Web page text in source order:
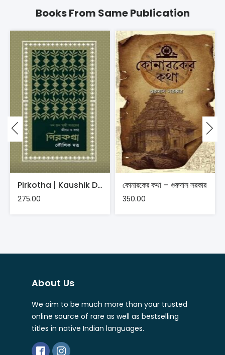
Books From Same Publication
Pirkotha | Kaushik Dutta
275.00
কোনারকের কথা – গুরুদাস সরকার
350.00
About Us
We aim to be much more than your trusted
online source of rare as well as bestselling
titles in native Indian languages.